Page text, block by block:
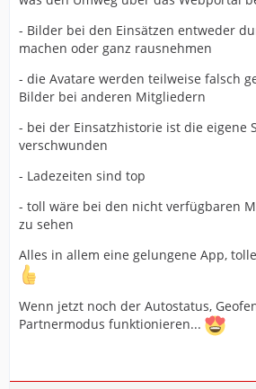
- Bilder bei den Einsätzen entweder
machen oder ganz rausnehmen
- die Avatare werden teilweise falsch
Bilder bei anderen Mitgliedern
- bei der Einsatzhistorie ist die eigene
verschwunden
- Ladezeiten sind top
- toll wäre bei den nicht verfügbaren
zu sehen
Alles in allem eine gelungene App,
Wenn jetzt noch der Autostatus,
Partnermodus funktionieren...